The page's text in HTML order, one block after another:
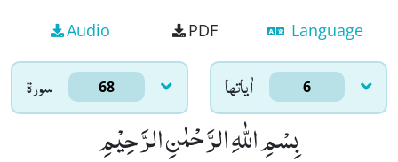
Audio PDF Language
سورۃ 68 اٰياتها 6
بِسْمِ اللّٰهِ الرَّحْمٰنِ الرَّحِیْمِ